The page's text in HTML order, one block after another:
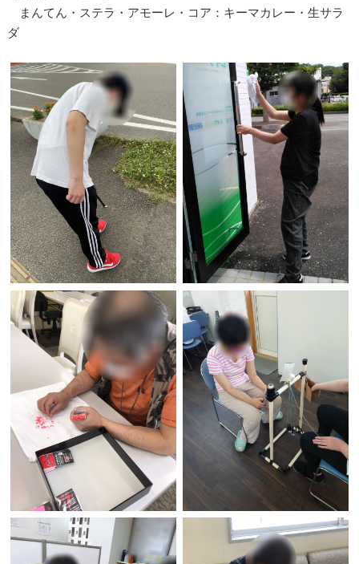
まんてん・ステラ・アモーレ・コア：キーマカレー・生サラ
ダ